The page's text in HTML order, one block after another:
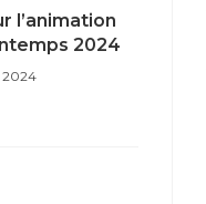
l’animation
2024
2024